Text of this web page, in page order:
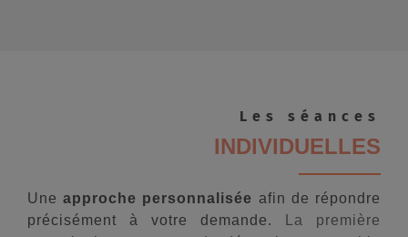
Les séances
INDIVIDUELLES
Uneapproche personnalisée afin de répondre
précisément à votre demande.
La première